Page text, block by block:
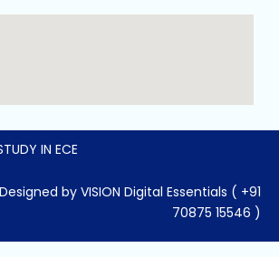
k a
m
p
IN ECE
by VISION Digital Essentials ( +91
70875 15546 )